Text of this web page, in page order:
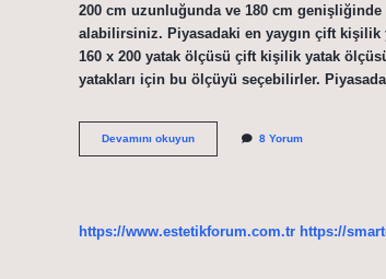
200 cm uzunluğunda ve 180 cm
alabilirsiniz. Piyasadaki en yaygın çift
160 x 200 yatak ölçüsü çift kişilik yatak
yatakları için bu ölçüyü seçebilirler.
Devamını okuyun180X200
Çift
8 Yorum
https://www.estetikforum.com.tr https://